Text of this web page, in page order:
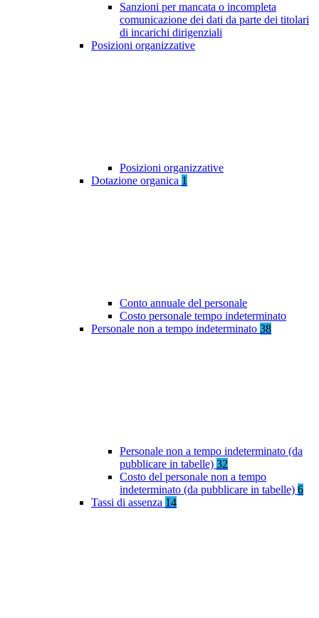
Sanzioni per mancata o incompleta
comunicazione dei dati da parte dei titolari
di incarichi dirigenziali
Posizioni organizzative
Posizioni organizzative
Dotazione organica 1
Conto annuale del personale
Costo personale tempo indeterminato
Personale non a tempo indeterminato 38
Personale non a tempo indeterminato (da
pubblicare in tabelle) 32
Costo del personale non a tempo
indeterminato (da pubblicare in tabelle) 6
Tassi di assenza 14